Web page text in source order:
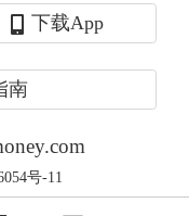
度，财险公司
增速与去年
数据的险企来
、各险企积极
下载App
南
号-11